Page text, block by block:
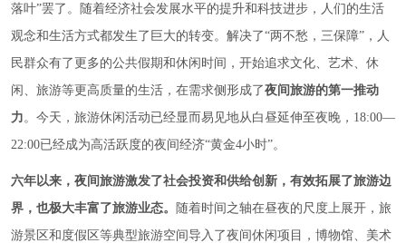
落叶”罢了。随着经济社会发展水平的提升和科技进步，人们的生活
观念和生活方式都发生了巨大的转变。解决了“两不愁，三保障”，人
民群众有了更多的公共假期和休闲时间，开始追求文化、艺术、休
闲、旅游等更高质量的生活，在需求侧形成了夜间旅游的第一推动
力。今天，旅游休闲活动已经显而易见地从白昼延伸至夜晚，18:00—
22:00已经成为高活跃度的夜间经济“黄金4小时”。
六年以来，夜间旅游激发了社会投资和供给创新，有效拓展了旅游边
界，也极大丰富了旅游业态。
随着时间之轴在昼夜的尺度上展开，旅
游景区和度假区等典型旅游空间导入了夜间休闲项目，博物馆、美术